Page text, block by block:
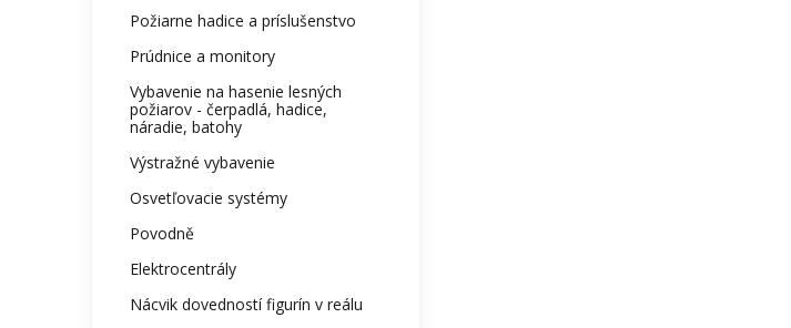
Požiarne hadice a príslušenstvo
Prúdnice a monitory
Vybavenie na hasenie lesných
požiarov - čerpadlá, hadice,
náradie, batohy
Výstražné vybavenie
Osvetľovacie systémy
Povodně
Elektrocentrály
Nácvik dovedností figurín v reálu